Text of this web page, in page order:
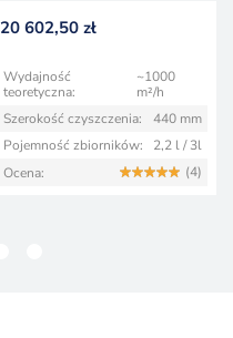
20 602,50 zł
Wydajność
teoretyczna:
~1000
m²/h
Szerokość czyszczenia:
440 mm
Pojemność zbiorników:
2,2 l / 3l
Ocena:
(4)